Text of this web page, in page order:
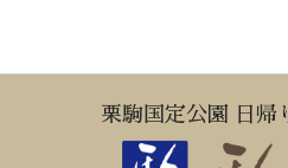
栗駒国定公園 日帰